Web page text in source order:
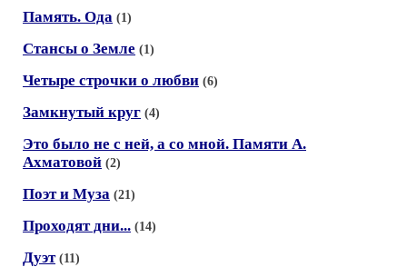
Память. Ода (1)
Стансы о Земле (1)
Четыре строчки о любви (6)
Замкнутый круг (4)
Это было не с ней, а со мной. Памяти А.
Ахматовой (2)
Поэт и Муза (21)
Проходят дни... (14)
Дуэт (11)